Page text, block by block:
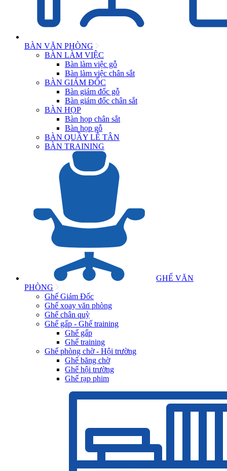
BÀN VĂN PHÒNG
BÀN LÀM VIỆC
Bàn làm việc gỗ
Bàn làm việc chân sắt
BÀN GIÁM ĐỐC
Bàn giám đốc gỗ
Bàn giám đốc chân sắt
BÀN HỌP
Bàn họp chân sắt
Bàn họp gỗ
BÀN QUẦY LỄ TÂN
BÀN TRAINING
GHẾ VĂN
PHÒNG
Ghế Giám Đốc
Ghế xoay văn phòng
Ghế chân quỳ
Ghế gấp - Ghế training
Ghế gấp
Ghế training
Ghế phòng chờ - Hội trường
Ghế băng chờ
Ghế hội trường
Ghế rạp phim